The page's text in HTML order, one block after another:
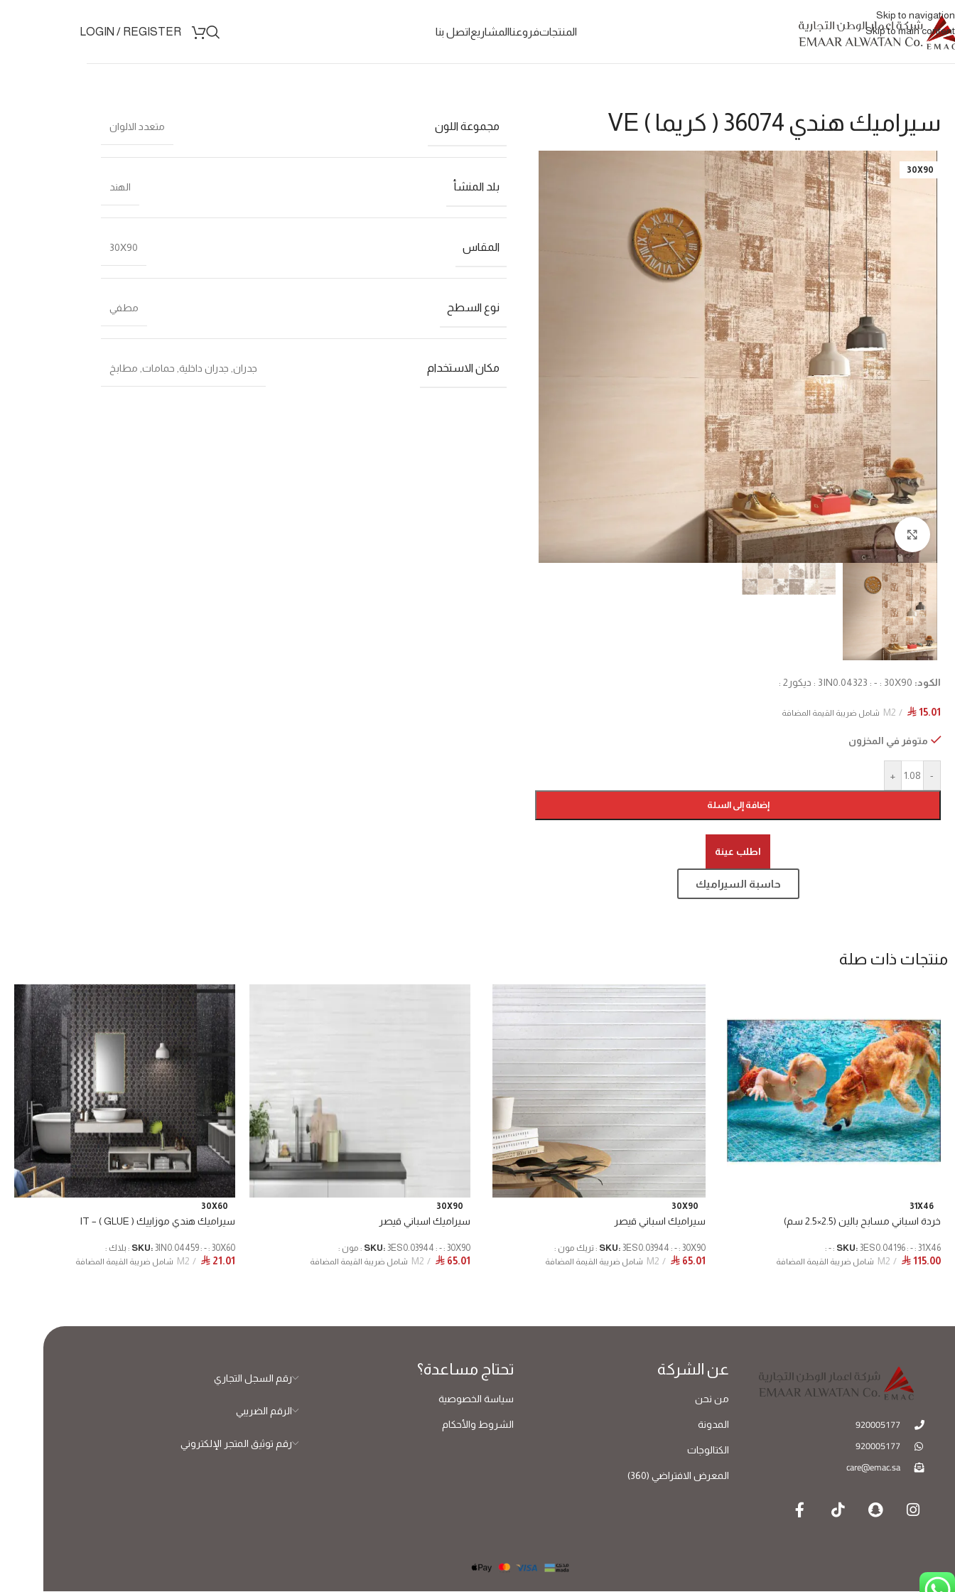
Skip to navigation
Skip to main content
المنتجاتفروعناالمشاريعاتصل بنا LOGIN / REGISTER
سيراميك هندي 36074 ( كريما ) VE
30X90
Click to enlarge
الكود: 3IN0.04323 : - : 30X90 : ديكور2 :
⃁ 15.01
M2 شامل ضريبة القيمة المضافة
متوفر في المخزون
-
+
إضافة إلى السلة
اطلب عينة
حاسبة السيراميك
مجموعة اللون متعدد الالوان
بلد المنشأ الهند
المقاس 30X90
نوع السطح مطفي
مكان الاستخدام جدران جدران داخلية حمامات مطابخ
منتجات ذات صلة
31X46
خردة اسباني مسابح بالين (2.5×2.5 سم)
SKU: 3ES0.04196 : - : 31X46 : - :
⃁ 115.00
M2 شامل ضريبة القيمة المضافة
30X90
سيراميك اسباني قيصر
SKU: 3ES0.03944 : - : 30X90 : تريك مون :
⃁ 65.01
M2 شامل ضريبة القيمة المضافة
30X90
سيراميك اسباني قيصر
SKU: 3ES0.03944 : - : 30X90 : مون :
⃁ 65.01
M2 شامل ضريبة القيمة المضافة
30X60
سيراميك هندي موزاييك ( GLUE ) – IT
SKU: 3IN0.04459 : - : 30X60 : بلاك :
⃁ 21.01
M2 شامل ضريبة القيمة المضافة
920005177
920005177
care@emac.sa
عن الشركة
من نحن
المدونة
الكتالوجات
المعرض الافتراضي (360)
تحتاج مساعدة؟
سياسة الخصوصية
الشروط والأحكام
رقم السجل التجاري
الرقم الضريبي
رقم توثيق المتجر الإلكتروني